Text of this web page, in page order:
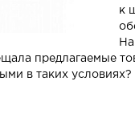
к
предлагаемые
в таких условиях?